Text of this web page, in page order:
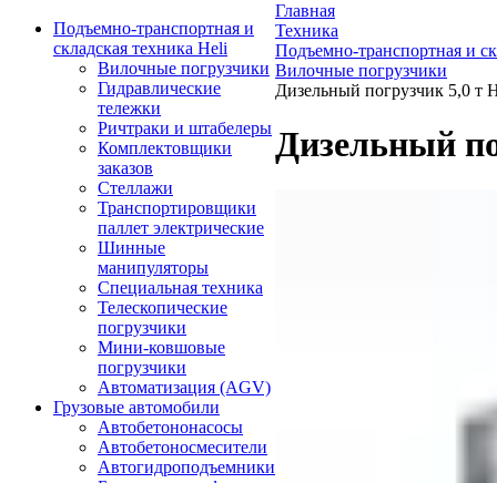
Подъемно-транспортная и
складская техника Heli
Вилочные погрузчики
Гидравлические
тележки
Ричтраки и штабелеры
Комплектовщики
заказов
Стеллажи
Транспортировщики
паллет электрические
Шинные
манипуляторы
Специальная техника
Телескопические
погрузчики
Мини-ковшовые
погрузчики
Автоматизация (AGV)
Грузовые автомобили
Автобетононасосы
Автобетоносмесители
Автогидроподъемники
Главная
Техника
Подъемно-транспортная и
Вилочные погрузчики
Дизельный погрузчик 5,0 т
Дизельный